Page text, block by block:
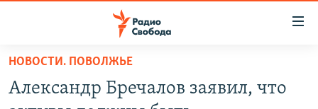
упрощенного
доступа
НОВОСТИ. ПОВОЛЖЬЕ
Александр Бречалов заявил, что